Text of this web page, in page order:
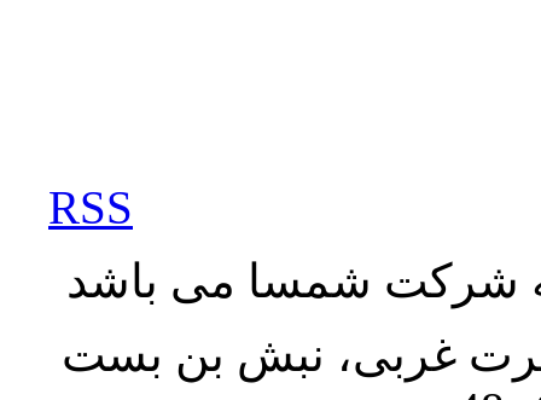
RSS
شرکت شمسا می باشد
غربی، نبش بن بست